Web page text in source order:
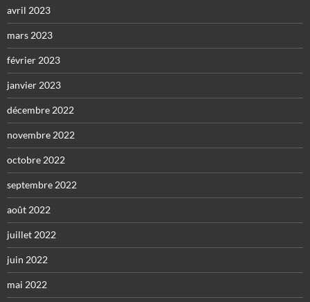
avril 2023
mars 2023
février 2023
janvier 2023
décembre 2022
novembre 2022
octobre 2022
septembre 2022
août 2022
juillet 2022
juin 2022
mai 2022